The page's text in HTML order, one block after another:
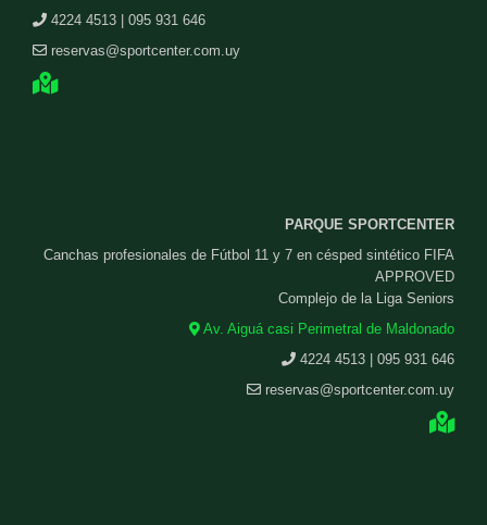
4224 4513 | 095 931 646
reservas@sportcenter.com.uy
PARQUE SPORTCENTER
Canchas profesionales de Fútbol 11 y 7 en césped sintético FIFA
APPROVED
Complejo de la Liga Seniors
Av. Aiguá casi Perimetral de Maldonado
4224 4513 | 095 931 646
reservas@sportcenter.com.uy